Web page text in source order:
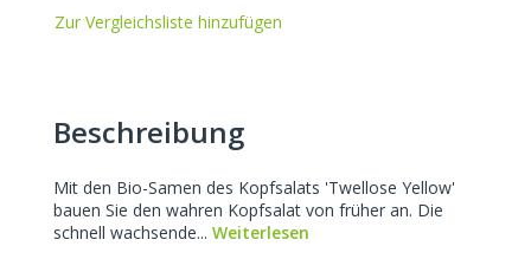
Zur Vergleichsliste hinzufügen
Beschreibung
Mit den Bio-Samen des Kopfsalats 'Twellose Yellow'
bauen Sie den wahren Kopfsalat von früher an. Die
schnell wachsende... Weiterlesen